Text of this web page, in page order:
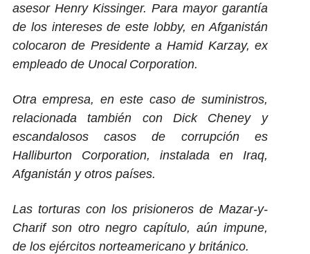
asesor Henry Kissinger. Para mayor garantía
de los intereses de este lobby, en Afganistán
colocaron de Presidente a Hamid Karzay, ex
empleado de Unocal Corporation.
Otra empresa, en este caso de suministros,
relacionada también con Dick Cheney y
escandalosos casos de corrupción es
Halliburton Corporation, instalada en Iraq,
Afganistán y otros países.
Las torturas con los prisioneros de Mazar-y-
Charif son otro negro capítulo, aún impune,
de los ejércitos norteamericano y británico.